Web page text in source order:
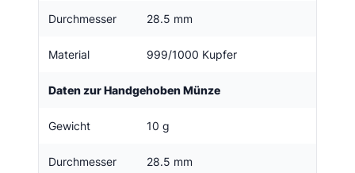
Durchmesser 28.5 mm
Material 999/1000 Kupfer
Daten zur Handgehoben Münze
Gewicht 10 g
Durchmesser 28.5 mm